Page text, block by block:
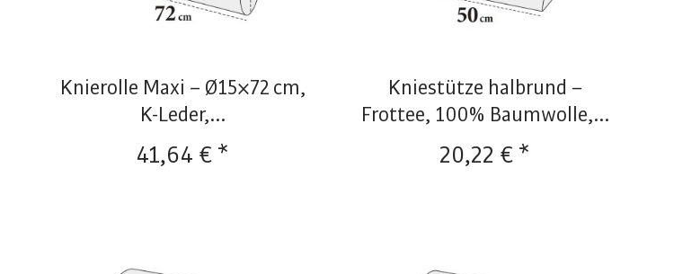
Knierolle Maxi – Ø15×72 cm,
K-Leder,...
41,64 € *
Kniestütze halbrund –
Frottee, 100% Baumwolle,...
20,22 € *